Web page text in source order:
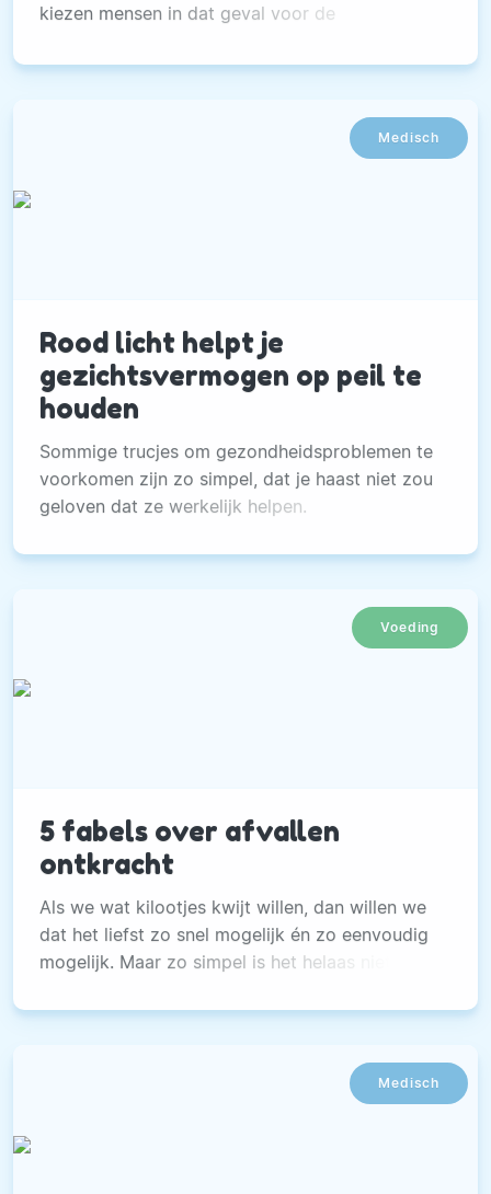
kiezen mensen in dat geval voor de
Medisch
Rood licht helpt je
gezichtsvermogen op peil te
houden
Sommige trucjes om gezondheidsproblemen te
voorkomen zijn zo simpel, dat je haast niet zou
geloven dat ze werkelijk helpen.
Voeding
5 fabels over afvallen
ontkracht
Als we wat kilootjes kwijt willen, dan willen we
dat het liefst zo snel mogelijk én zo eenvoudig
mogelijk. Maar zo simpel is het helaas niet.
Medisch